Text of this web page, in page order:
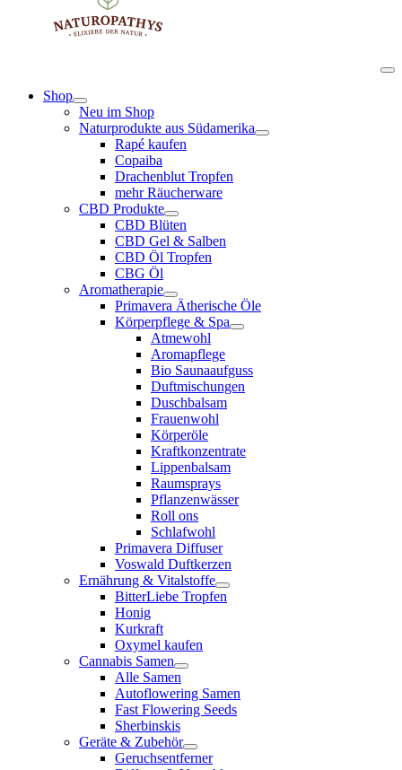
Shop
Neu im Shop
Naturprodukte aus Südamerika
Rapé kaufen
Copaiba
Drachenblut Tropfen
mehr Räucherware
CBD Produkte
CBD Blüten
CBD Gel & Salben
CBD Öl Tropfen
CBG Öl
Aromatherapie
Primavera Ätherische Öle
Körperpflege & Spa
Atmewohl
Aromapflege
Bio Saunaaufguss
Duftmischungen
Duschbalsam
Frauenwohl
Körperöle
Kraftkonzentrate
Lippenbalsam
Raumsprays
Pflanzenwässer
Roll ons
Schlafwohl
Primavera Diffuser
Voswald Duftkerzen
Ernährung & Vitalstoffe
BitterLiebe Tropfen
Honig
Kurkraft
Oxymel kaufen
Cannabis Samen
Alle Samen
Autoflowering Samen
Fast Flowering Seeds
Sherbinskis
Geräte & Zubehör
Geruchsentferner